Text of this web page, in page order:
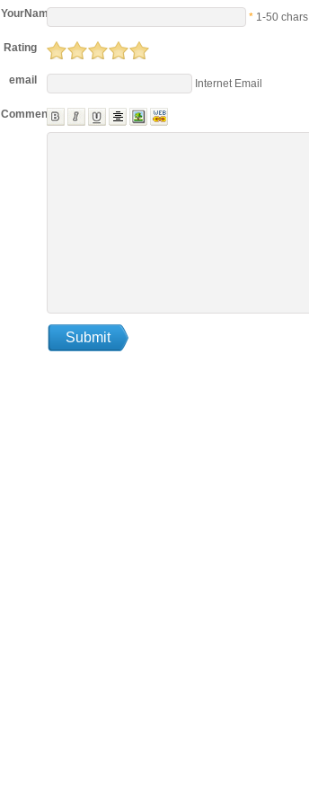
YourName * 1-50 chars
Rating
email Internet Email
Comments